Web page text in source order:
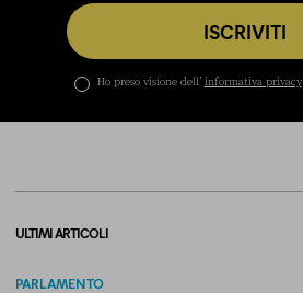
ISCRIVITI
Ho preso visione dell’ informativa privacy
ULTIMI ARTICOLI
PARLAMENTO